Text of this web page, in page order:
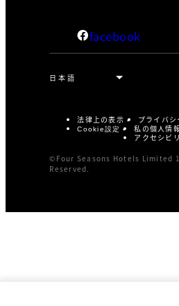
facebook
法律上の表示 プライバシ
Cookie設定
私の個人情
アクセシビ
©Four Seasons Hotels Limited
Reserved.